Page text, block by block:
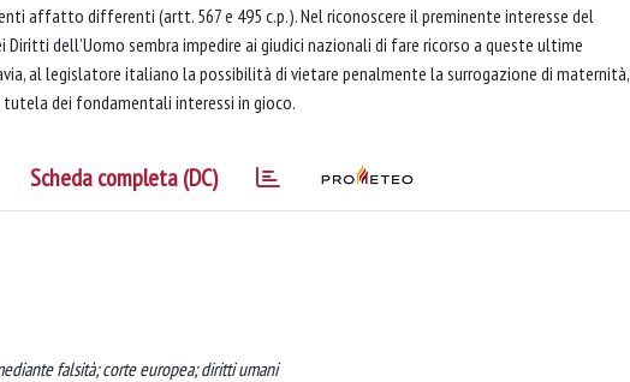
affatto differenti (artt. 567 e 495 c.p.). Nel riconoscere il preminente interesse del
Diritti dell’Uomo sembra impedire ai giudici nazionali di fare ricorso a queste ultime
al legislatore italiano la possibilità di vietare penalmente la surrogazione di maternità,
dei fondamentali interessi in gioco.
Scheda completa (DC)
falsità; corte europea; diritti umani